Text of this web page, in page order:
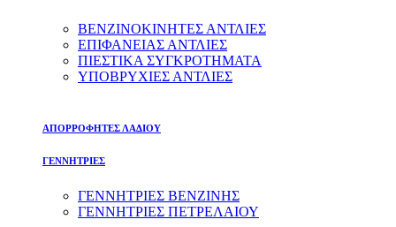
ΒΕΝΖΙΝΟΚΙΝΗΤΕΣ ΑΝΤΛΙΕΣ
ΕΠΙΦΑΝΕΙΑΣ ΑΝΤΛΙΕΣ
ΠΙΕΣΤΙΚΑ ΣΥΓΚΡΟΤΗΜΑΤΑ
ΥΠΟΒΡΥΧΙΕΣ ΑΝΤΛΙΕΣ
ΑΠΟΡΡΟΦΗΤΕΣ ΛΑΔΙΟΥ
ΓΕΝΝΗΤΡΙΕΣ
ΓΕΝΝΗΤΡΙΕΣ ΒΕΝΖΙΝΗΣ
ΓΕΝΝΗΤΡΙΕΣ ΠΕΤΡΕΛΑΙΟΥ